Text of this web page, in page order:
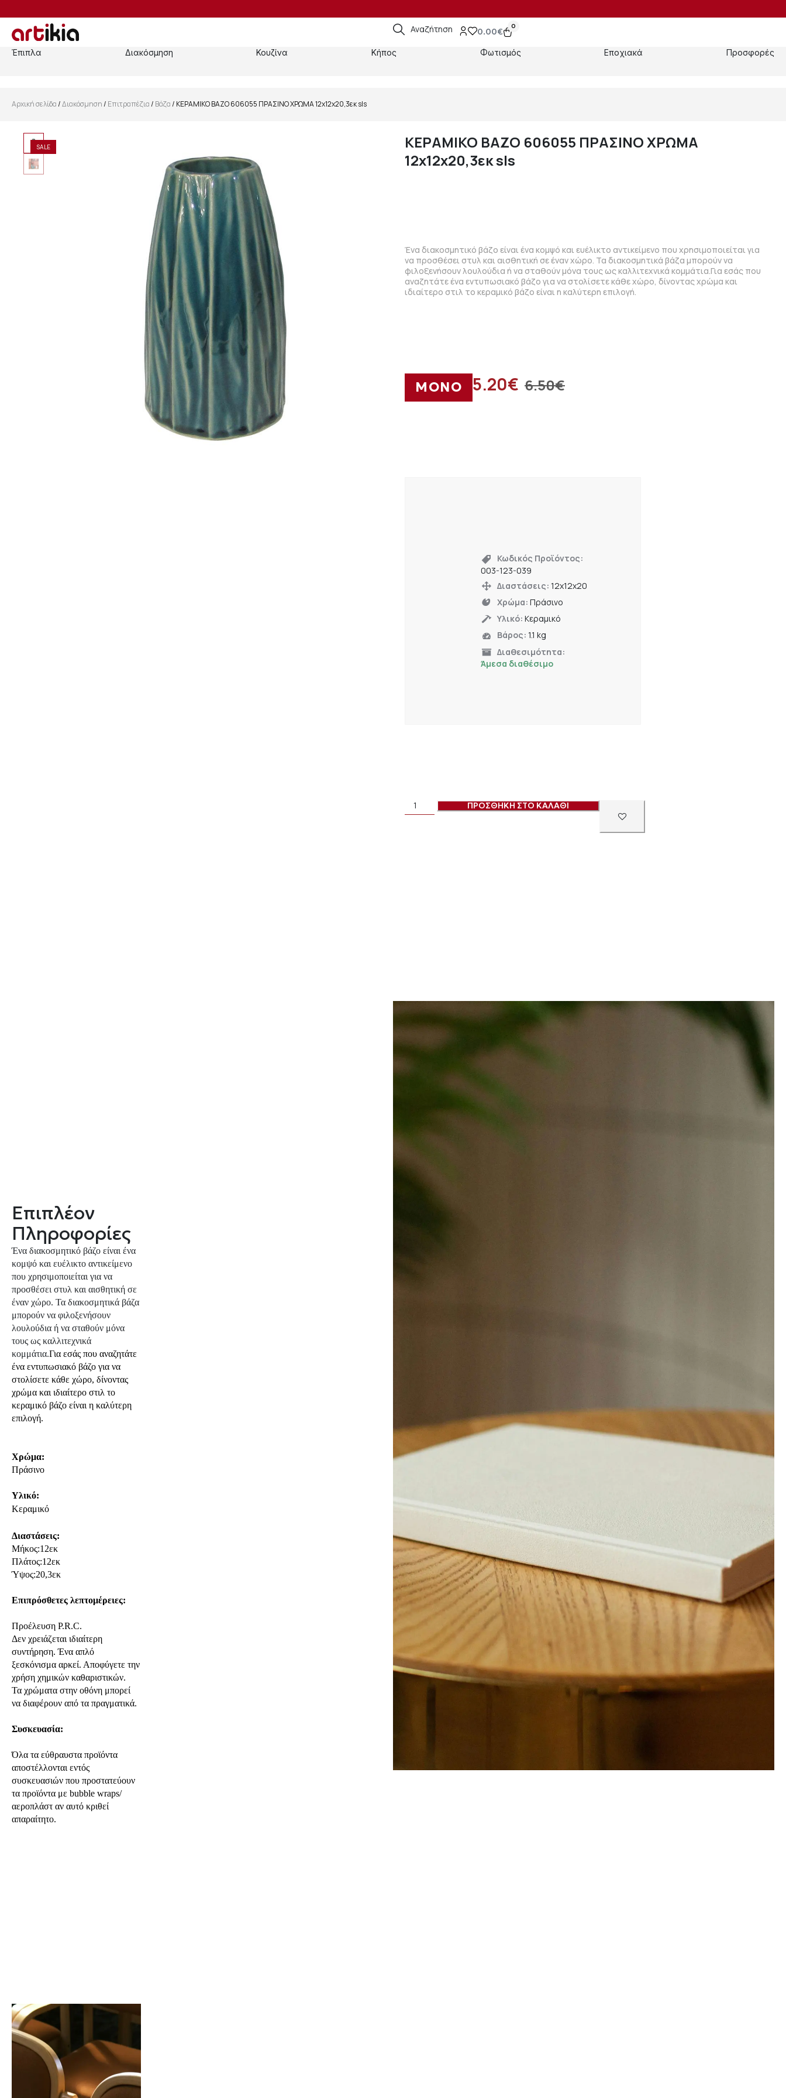
Αναζήτηση 0.00€
0
Έπιπλα Διακόσμηση Κουζίνα Κήπος Φωτισμός Εποχιακά Προσφορές
Αρχική σελίδα/Διακόσμηση/ Επιτραπέζια/ Βάζα/ ΚΕΡΑΜΙΚΟ ΒΑΖΟ 606055 ΠΡΑΣΙΝΟ ΧΡΩΜΑ 12x12x20,3εκ sls
SALE
ΚΕΡΑΜΙΚΟ ΒΑΖΟ 606055 ΠΡΑΣΙΝΟ ΧΡΩΜΑ
12x12x20,3εκ sls
Ένα διακοσμητικό βάζο είναι ένα κομψό και ευέλικτο αντικείμενο που χρησιμοποιείται για
να προσθέσει στυλ και αισθητική σε έναν χώρο. Τα διακοσμητικά βάζα μπορούν να
φιλοξενήσουν λουλούδια ή να σταθούν μόνα τους ως καλλιτεχνικά κομμάτια.Για εσάς που
αναζητάτε ένα εντυπωσιακό βάζο για να στολίσετε κάθε χώρο, δίνοντας χρώμα και
ιδιαίτερο στιλ το κεραμικό βάζο είναι η καλύτερη επιλογή.
ΜΟΝΟ 6.50€
5.20€
Κωδικός Προϊόντος:
003-123-039
Διαστάσεις:12x12x20
Χρώμα:Πράσινο
Υλικό:Κεραμικό
Βάρος:1.1 kg
Διαθεσιμότητα:
Άμεσα διαθέσιμο
ΠΡΟΣΘΗΚΗ ΣΤΟ ΚΑΛΑΘΙ
Επιπλέον
Πληροφορίες
Ένα διακοσμητικό βάζο είναι ένα
κομψό και ευέλικτο αντικείμενο
που χρησιμοποιείται για να
προσθέσει στυλ και αισθητική σε
έναν χώρο. Τα διακοσμητικά βάζα
μπορούν να φιλοξενήσουν
λουλούδια ή να σταθούν μόνα
τους ως καλλιτεχνικά
κομμάτια.Για εσάς που αναζητάτε
ένα εντυπωσιακό βάζο για να
στολίσετε κάθε χώρο, δίνοντας
χρώμα και ιδιαίτερο στιλ το
κεραμικό βάζο είναι η καλύτερη
επιλογή.
Χρώμα:
Πράσινο
Υλικό:
Κεραμικό
Διαστάσεις:
Μήκος:12εκ
Πλάτος:12εκ
Ύψος:20,3εκ
Επιπρόσθετες λεπτομέρειες:
Προέλευση P.R.C.
Δεν χρειάζεται ιδιαίτερη
συντήρηση. Ένα απλό
ξεσκόνισμα αρκεί. Αποφύγετε την
χρήση χημικών καθαριστικών.
Τα χρώματα στην οθόνη μπορεί
να διαφέρουν από τα πραγματικά.
Συσκευασία:
Όλα τα εύθραυστα προϊόντα
αποστέλλονται εντός
συσκευασιών που προστατεύουν
τα προϊόντα με bubble wraps/
αεροπλάστ αν αυτό κριθεί
απαραίτητο.